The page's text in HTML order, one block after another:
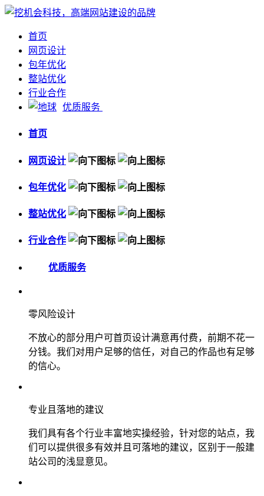
首页
网页设计
包年优化
整站优化
行业合作
优质服务
首页
网页设计
包年优化
整站优化
行业合作
优质服务
零风险设计
不放心的部分用户可首页设计满意再付费，前期不花一
分钱。我们对用户足够的信任，对自己的作品也有足够
的信心。
专业且落地的建议
我们具有各个行业丰富地实操经验，针对您的站点，我
们可以提供很多有效并且可落地的建议，区别于一般建
站公司的浅显意见。